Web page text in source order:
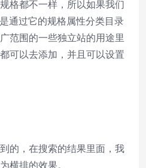
格都不一样，所以如果我们
通过它的规格属性分类目录
范围的一些独立站的用途里
可以去添加，并且可以设置
的，在搜索的结果里面，我
横排的效果。